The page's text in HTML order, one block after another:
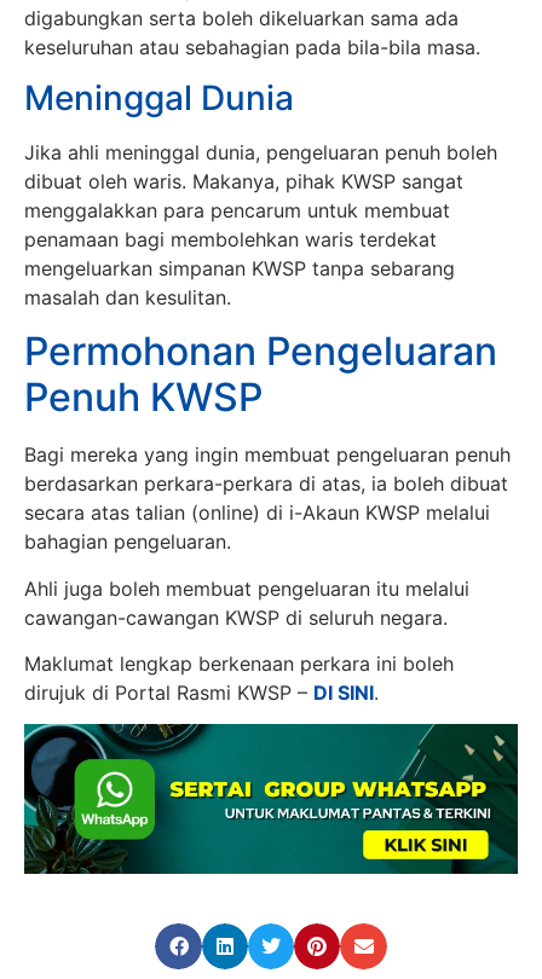
digabungkan serta boleh dikeluarkan sama ada
keseluruhan atau sebahagian pada bila-bila masa.
Meninggal Dunia
Jika ahli meninggal dunia, pengeluaran penuh boleh
dibuat oleh waris. Makanya, pihak KWSP sangat
menggalakkan para pencarum untuk membuat
penamaan bagi membolehkan waris terdekat
mengeluarkan simpanan KWSP tanpa sebarang
masalah dan kesulitan.
Permohonan Pengeluaran
Penuh KWSP
Bagi mereka yang ingin membuat pengeluaran penuh
berdasarkan perkara-perkara di atas, ia boleh dibuat
secara atas talian (online) di i-Akaun KWSP melalui
bahagian pengeluaran.
Ahli juga boleh membuat pengeluaran itu melalui
cawangan-cawangan KWSP di seluruh negara.
Maklumat lengkap berkenaan perkara ini boleh
dirujuk di Portal Rasmi KWSP – DI SINI.